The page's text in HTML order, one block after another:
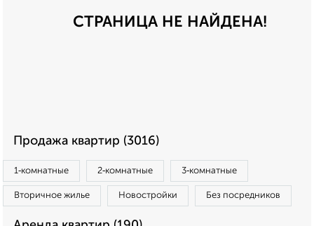
СТРАНИЦА НЕ НАЙДЕНА!
Продажа квартир (3016)
1‑комнатные 2‑комнатные 3‑комнатные
Вторичное жилье Новостройки Без посредников